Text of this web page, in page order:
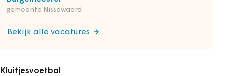
gemeente Nissewaard
Bekijk alle vacatures
Kluitjesvoetbal